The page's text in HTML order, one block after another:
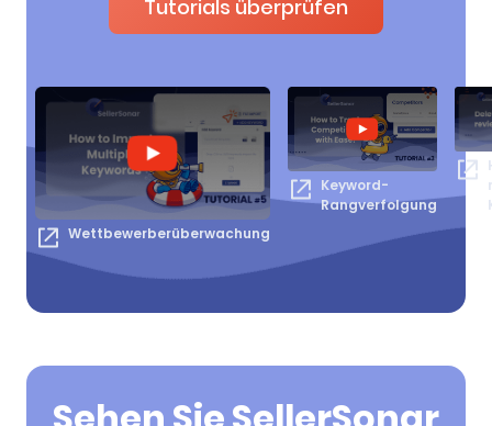
Tutorials überprüfen
Wettbewerberüberwachung
Keyword-
Rangverfolgung